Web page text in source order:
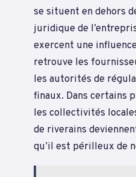
se situent en dehors
juridique de
exercent une
retrouve les
les autorités de
finaux. Dans certains
les collectivités
de riverains
qu’il est périlleux de